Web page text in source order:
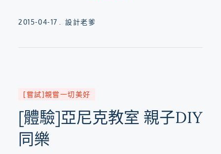
Posted
2015-04-17 設計老爹
[嘗試]親嘗一切美好
[體驗]亞尼克教室 親子DIY
同樂